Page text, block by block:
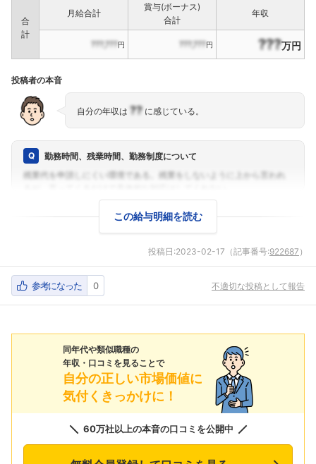
合
計
月給合計
賞与(ボーナス)
合計
年収
???,???円 ???,???円 ???万円
投稿者の本音
自分の年収は ??に感じている。
勤務時間、残業時間、勤務制度について
この給与明細を読む
投稿日:2023-02-17 （記事番号:922687 ）
参考になった 0 不適切な投稿として報告
同年代や類似職種の
年収・口コミを見ることで
自分の正しい市場価値に
気付くきっかけに！
60万社以上の本音の口コミを公開中